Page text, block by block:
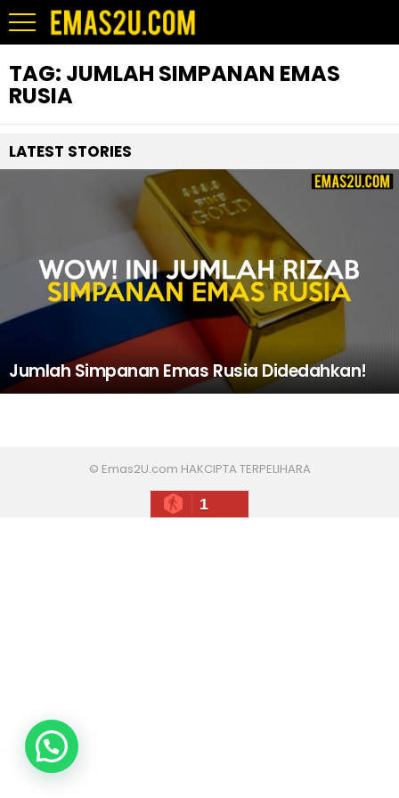
TAG: JUMLAH SIMPANAN EMAS
RUSIA
LATEST STORIES
Jumlah Simpanan Emas Rusia Didedahkan!
© Emas2U.com HAKCIPTA TERPELIHARA
1